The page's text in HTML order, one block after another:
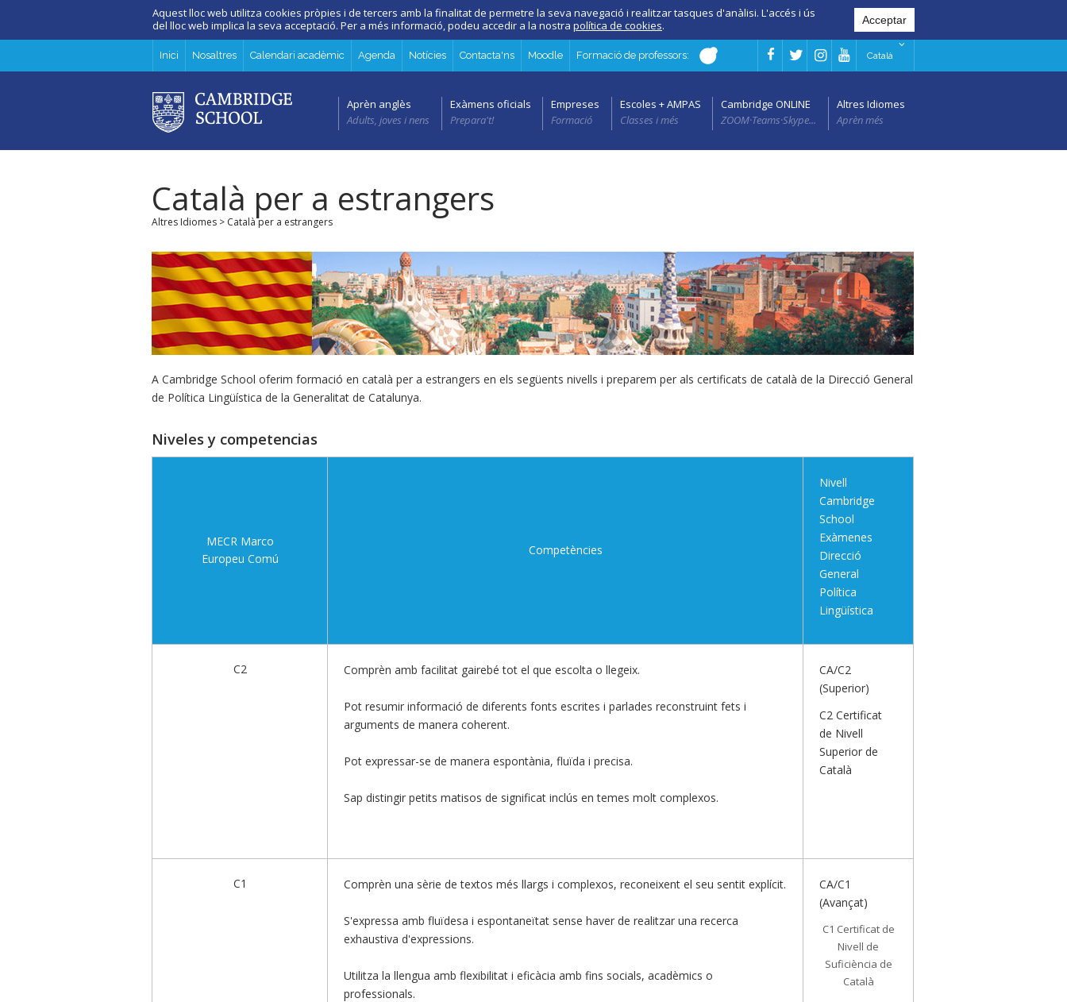
Aquest lloc web utilitza cookies pròpies i de tercers amb la finalitat de permetre la seva navegació i realitzar tasques d'anàlisi. L'accés i ús
del lloc web implica la seva acceptació. Per a més informació, podeu accedir a la nostra política de cookies.
Inici Nosaltres Calendari acadèmic Agenda Notícies Contacta'ns Moodle Formació de professors: Català
Aprèn anglès
Adults, joves i nens
Exàmens oficials
Prepara't!
Empreses
Formació
Escoles + AMPAS
Classes i més
Cambridge ONLINE
ZOOM·Teams·Skype...
Altres Idiomes
Aprèn més
Català per a estrangers
Altres Idiomes > Català per a estrangers
A Cambridge School oferim formació en català per a estrangers en els següents nivells i preparem per als certificats de català de la Direcció General
de Política Lingüística de la Generalitat de Catalunya.
Niveles y competencias
MECR Marco
Europeu Comú
Competències
Nivell
Cambridge
School
Exàmenes
Direcció
General
Política
Lingüística
C2 Comprèn amb facilitat gairebé tot el que escolta o llegeix.
Pot resumir informació de diferents fonts escrites i parlades reconstruint fets i
arguments de manera coherent.
Pot expressar-se de manera espontània, fluïda i precisa.
Sap distingir petits matisos de significat inclús en temes molt complexos.
CA/C2
(Superior)
C2 Certificat
de Nivell
Superior de
Català
C1 Comprèn una sèrie de textos més llargs i complexos, reconeixent el seu sentit explícit.
S'expressa amb fluïdesa i espontaneïtat sense haver de realitzar una recerca
exhaustiva d'expressions.
Utilitza la llengua amb flexibilitat i eficàcia amb fins socials, acadèmics o
professionals.
CA/C1
(Avançat)
C1 Certificat de
Nivell de
Suficiència de
Català